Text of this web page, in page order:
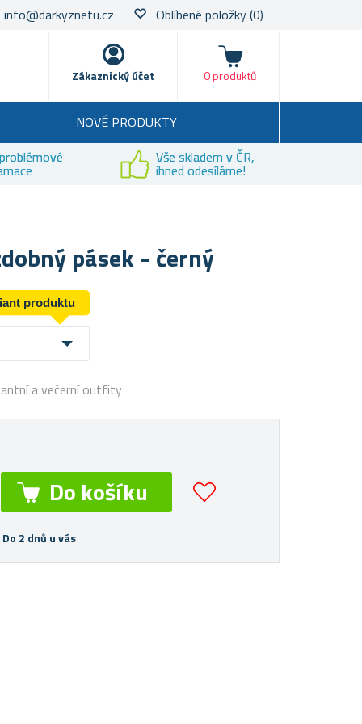
info@darkyznetu.cz Oblíbené položky(0)
Zákaznický účet
Nákupní košík
0 produktů
NOVÉ PRODUKTY
Vše skladem v ČR,
ihned odesíláme!
pásek - černý
produktu
a večerní outfity
2 dnů u vás